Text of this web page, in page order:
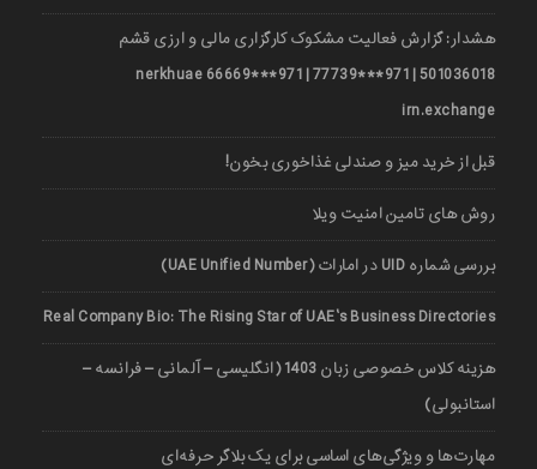
هشدار: گزارش فعالیت مشکوک کارگزاری مالی و ارزی قشم
501036018 | 971***77739 | 971***66669 nerkhuae
irn.exchange
قبل از خرید میز و صندلی غذاخوری بخون!
روش های تامین امنیت ویلا
بررسی شماره UID در امارات (UAE Unified Number)
Real Company Bio: The Rising Star of UAE’s Business Directories
هزینه کلاس خصوصی زبان 1403 (انگلیسی – آلمانی – فرانسه –
استانبولی)
مهارت‌ها و ویژگی‌های اساسی برای یک بلاگر حرفه‌ای